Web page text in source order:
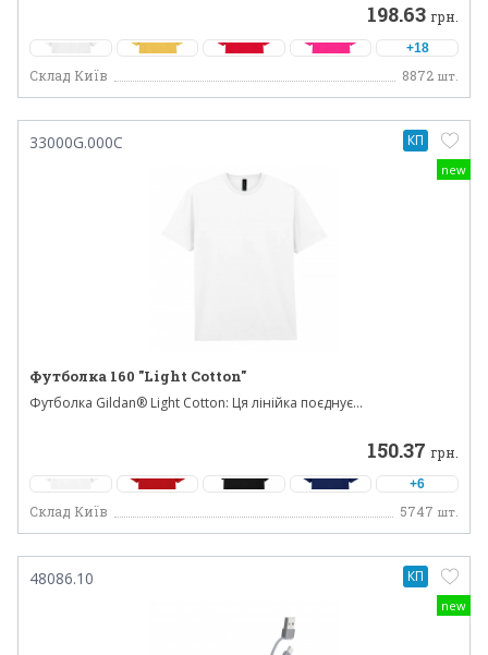
198.63 грн.
+18
Склад Київ 8872 шт.
new
33000G.000C
Футболка 160 "Light Cotton"
Футболка Gildan® Light Cotton: Ця лінійка поєднує...
150.37 грн.
+6
Склад Київ 5747 шт.
КП
new
48086.10 КП